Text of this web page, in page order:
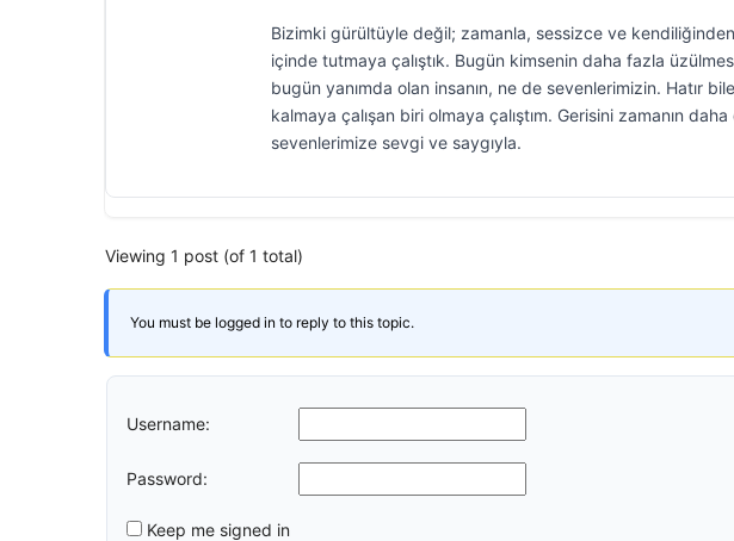
Bizimki gürültüyle değil; zamanla, sessizce ve
içinde tutmaya çalıştık. Bugün kimsenin daha fazla
bugün yanımda olan insanın, ne de sevenlerimizin. Hatır
kalmaya çalışan biri olmaya çalıştım. Gerisini zamanın
sevenlerimize sevgi ve saygıyla.
Viewing 1 post (of 1 total)
You must be logged in to reply to this topic.
Username:
Password:
Keep me signed in